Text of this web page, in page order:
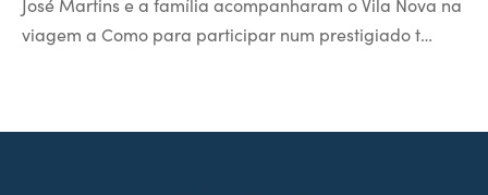
viagem a Como para participar num prestigiado t…